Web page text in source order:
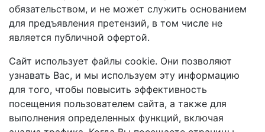
обязательством, и не может служить основанием
для предъявления претензий, в том числе не
является публичной офертой.
Сайт использует файлы cookie. Они позволяют
узнавать Вас, и мы используем эту информацию
для того, чтобы повысить эффективность
посещения пользователем сайта, а также для
выполнения определенных функций, включая